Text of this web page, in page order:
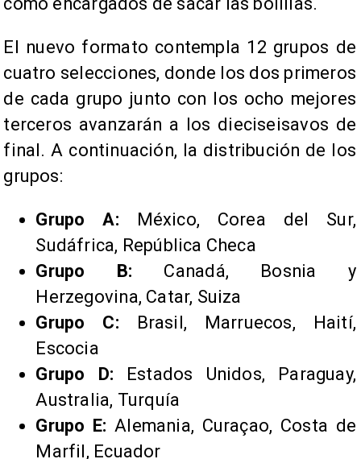
El nuevo formato contempla 12 grupos de
cuatro selecciones, donde los dos primeros
de cada grupo junto con los ocho mejores
terceros avanzarán a los dieciseisavos de
final. A continuación, la distribución de los
grupos:
Grupo A: México, Corea del Sur,
Sudáfrica, República Checa
Grupo B: Canadá, Bosnia y
Herzegovina, Catar, Suiza
Grupo C: Brasil, Marruecos, Haití,
Escocia
Grupo D: Estados Unidos, Paraguay,
Australia, Turquía
Grupo E: Alemania, Curaçao, Costa de
Marfil, Ecuador